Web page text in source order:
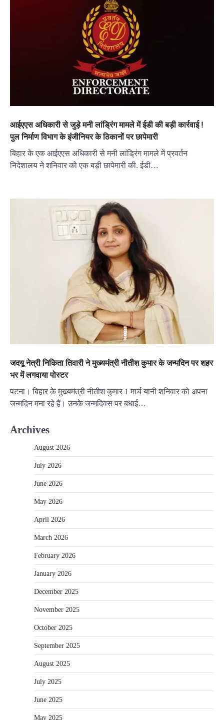
आईएएस अधिकारी से जुड़े मनी लांड्रिंग मामले में ईडी की बड़ी कार्रवाई !
पुल निर्माण विभाग के इंजीनियर के ठिकानों पर छापेमारी
बिहार के एक आईएएस अधिकारी से मनी लांड्रिंग मामले में प्रवर्तन
निदेशालय ने शनिवार को एक बड़ी छापेमारी की. ईडी…
जदयू नेत्री निकिता तिवारी ने मुख्यमंत्री नीतीश कुमार के जन्मदिन पर शहर
भर में लगवाया पोस्टर
पटना। बिहार के मुख्यमंत्री नीतीश कुमार 1 मार्च यानी शनिवार को अपना
जन्मदिन मना रहे हैं। उनके जन्मदिवस पर बधाई…
Archives
August 2026
July 2026
June 2026
May 2026
April 2026
March 2026
February 2026
January 2026
December 2025
November 2025
October 2025
September 2025
August 2025
July 2025
June 2025
May 2025